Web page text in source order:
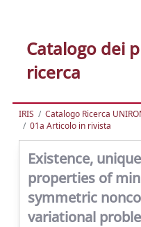
Catalogo dei
ricerca
IRIS Catalogo Ricerca
01a Articolo in rivista
Existence,
properties of
symmetric
variational